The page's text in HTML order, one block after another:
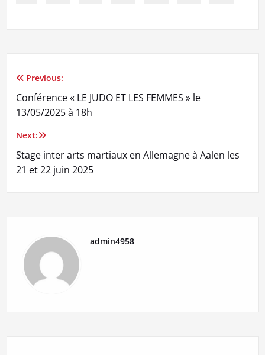
Navigation
de
l’article
Previous:
Conférence « LE JUDO ET LES FEMMES » le
13/05/2025 à 18h
Next:
Stage inter arts martiaux en Allemagne à Aalen les
21 et 22 juin 2025
admin4958